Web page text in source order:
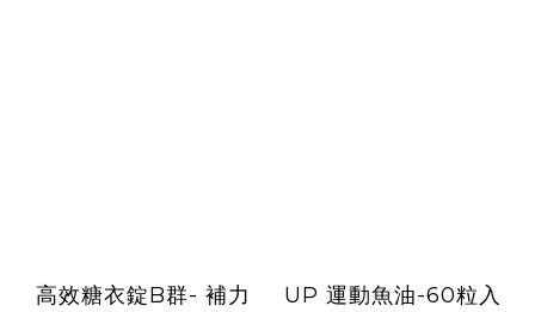
高效糖衣錠B群- 補力
UP 運動魚油-60粒入